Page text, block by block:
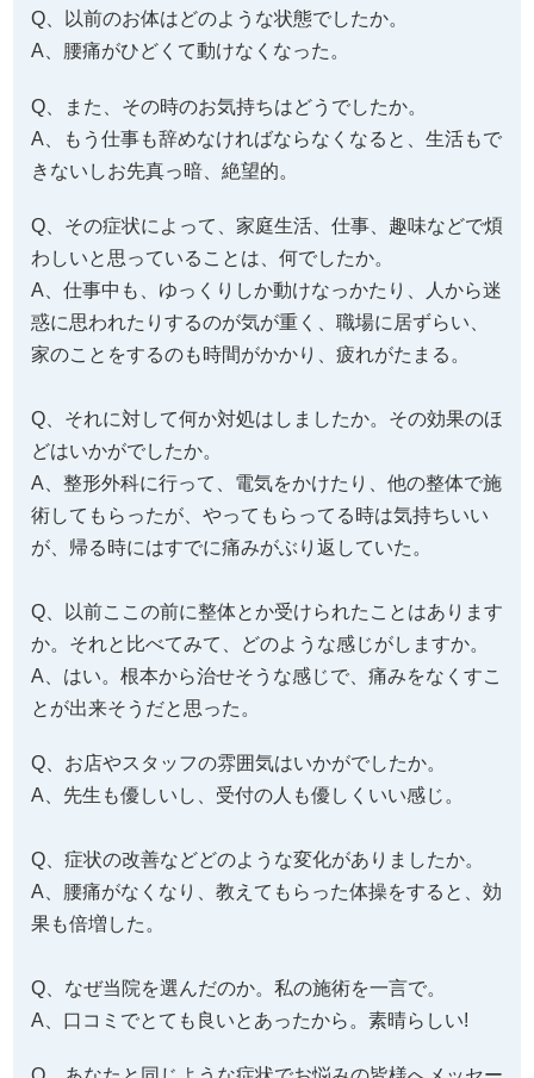
Q、以前のお体はどのような状態でしたか。
A、腰痛がひどくて動けなくなった。
Q、また、その時のお気持ちはどうでしたか。
A、もう仕事も辞めなければならなくなると、生活もで
きないしお先真っ暗、絶望的。
Q、その症状によって、家庭生活、仕事、趣味などで煩
わしいと思っていることは、何でしたか。
A、仕事中も、ゆっくりしか動けなっかたり、人から迷
惑に思われたりするのが気が重く、職場に居ずらい、
家のことをするのも時間がかかり、疲れがたまる。
Q、それに対して何か対処はしましたか。その効果のほ
どはいかがでしたか。
A、整形外科に行って、電気をかけたり、他の整体で施
術してもらったが、やってもらってる時は気持ちいい
が、帰る時にはすでに痛みがぶり返していた。
Q、以前ここの前に整体とか受けられたことはあります
か。それと比べてみて、どのような感じがしますか。
A、はい。根本から治せそうな感じで、痛みをなくすこ
とが出来そうだと思った。
Q、お店やスタッフの雰囲気はいかがでしたか。
A、先生も優しいし、受付の人も優しくいい感じ。
Q、症状の改善などどのような変化がありましたか。
A、腰痛がなくなり、教えてもらった体操をすると、効
果も倍増した。
Q、なぜ当院を選んだのか。私の施術を一言で。
A、口コミでとても良いとあったから。素晴らしい!